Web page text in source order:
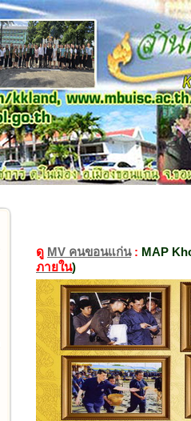
ดู MV คนขอนแก่น: MAP
ภายใน)